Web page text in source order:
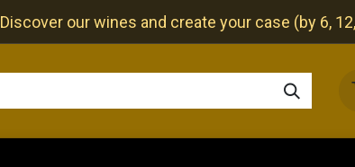
Discover our wines and create your case (by 6,